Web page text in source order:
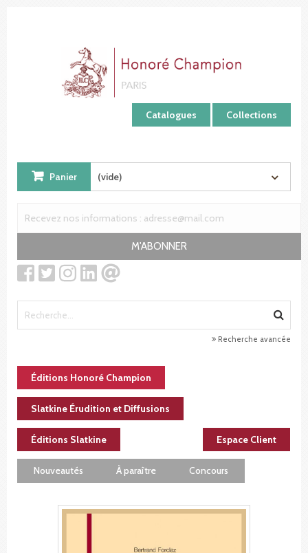
Catalogues Collections
Panier (vide)
M'ABONNER
Recherche avancée
Éditions Honoré Champion
Slatkine Érudition et Diffusions
Éditions Slatkine Espace Client
Nouveautés À paraître Concours